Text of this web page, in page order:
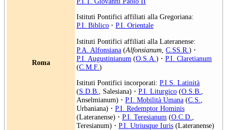
Roma
Istituti Pontifici affiliati alla Gregoriana:
P.I. Biblico · P.I. Orientale
Istituti Pontifici affiliati alla Lateranense:
P.A. Alfonsiana (Alfonsianum C.SS.R. ) ·
P.I. Augustinianum (O.S.A. ) · P.I. Claretianum
(C.M.F.)
Istituti Pontifici incorporati: P.I.S. Latinità
(S.D.B. , Salesiana) · P.I. Liturgico (O.S.B.
Anselmianum) · P.I. Mobilità Umana (C.S.
Urbaniana) · P.I. Redemptor Hominis
(Lateranense) · P.I. Teresianum (O.C.D.
Teresianum) · P.I. Utriusque Iuris (Lateranense)